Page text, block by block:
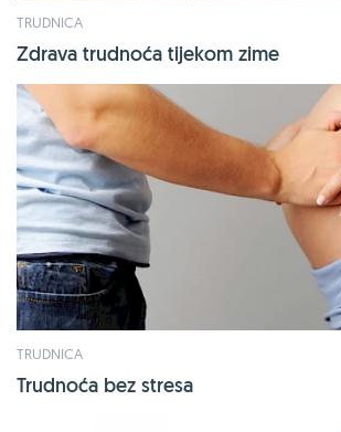
TRUDNICA
Zdrava trudnoća tijekom zime
TRUDNICA
Trudnoća bez stresa